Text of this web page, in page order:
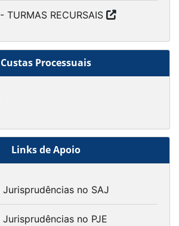
TURMAS RECURSAIS
Custas Processuais
Links de Apoio
no SAJ
no PJE